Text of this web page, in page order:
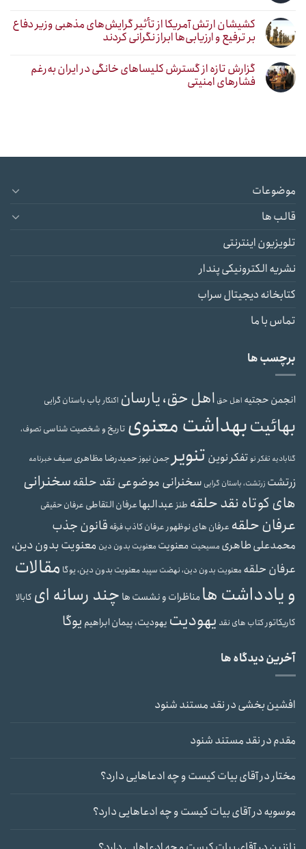
کشیشان ارتش آمریکا از تأثیر گرایش‌های مذهبی وزیر دفاع
بر ترفیع و ارزیابی‌ها ابراز نگرانی کردند
گزارش تازه از گسترش کلیساهای خانگی در ایران به‌رغم
فشارهای امنیتی
موضوعات
قالب ها
تلویزیون اینترنتی
نشریه الکترونیکی پندار
کتابخانه دیجیتال سراب
تماس با ما
برچسب ها
انجمن حجتیه اهل حق اهل حق، یارسان اکنکارباب باستان گرایی
بهائیتبهداشت معنوی تاریخ و شخصیت شناسی تصوف،
گنابادیه تفکر نوتفکر نوین تنویرجمن نیوزحمیدرضا مظاهری سیفخبرنامه
زرتشت زرتشت، باستان گرایی سخنرانی موضوعی نقد حلقهسخنرانی
های کوتاه نقد حلقه طنزعبدالبهاعرفان التقاطی عرفان حقیقی
عرفان حلقه عرفان های نوظهورعرفان کاذبفرقه قانون جذب
محمدعلی طاهری مسیحیت معنویت معنویت بدون دین معنویت بدون دین،
عرفان حلقه معنویت بدون دین، نهضت سپیدمعنویت بدون دین، یوگا مقالات
و یادداشت هامناظرات و نشست ها چند رسانه ای کابالا
کاریکاتورکتاب های نقد یهودیت یهودیت، پیمان ابراهیم یوگا
آخرین دیدگاه ها
افشین بخشیدرنقد مستند شنود
مقدمدرنقد مستند شنود
مختاردرآقای بیات کیست و چه ادعاهایی دارد؟
موسویهدرآقای بیات کیست و چه ادعاهایی دارد؟